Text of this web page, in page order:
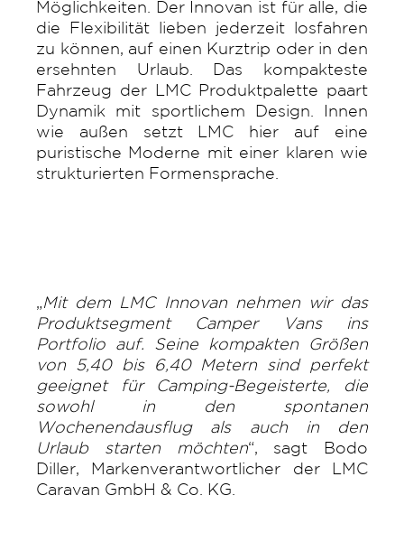
Möglichkeiten. Der Innovan ist für alle, die
die Flexibilität lieben jederzeit losfahren
zu können, auf einen Kurztrip oder in den
ersehnten Urlaub. Das kompakteste
Fahrzeug der LMC Produktpalette paart
Dynamik mit sportlichem Design. Innen
wie außen setzt LMC hier auf eine
puristische Moderne mit einer klaren wie
strukturierten Formensprache.
„Mit dem LMC Innovan nehmen wir das
Produktsegment Camper Vans ins
Portfolio auf. Seine kompakten Größen
von 5,40 bis 6,40 Metern sind perfekt
geeignet für Camping-Begeisterte, die
sowohl in den spontanen
Wochenendausflug als auch in den
Urlaub starten möchten“, sagt Bodo
Diller, Markenverantwortlicher der LMC
Caravan GmbH & Co. KG.